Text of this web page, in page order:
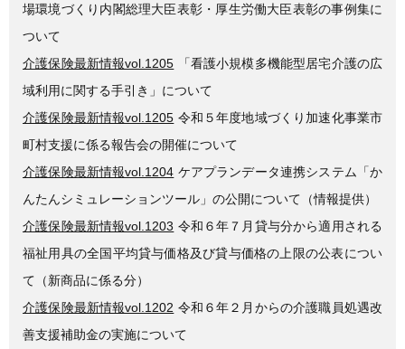
場環境づくり内閣総理大臣表彰・厚生労働大臣表彰の事例集に
ついて
介護保険最新情報vol.1205 「看護小規模多機能型居宅介護の広
域利用に関する手引き」について
介護保険最新情報vol.1205 令和５年度地域づくり加速化事業市
町村支援に係る報告会の開催について
介護保険最新情報vol.1204 ケアプランデータ連携システム「か
んたんシミュレーションツール」の公開について（情報提供）
介護保険最新情報vol.1203 令和６年７月貸与分から適用される
福祉用具の全国平均貸与価格及び貸与価格の上限の公表につい
て（新商品に係る分）
介護保険最新情報vol.1202 令和６年２月からの介護職員処遇改
善支援補助金の実施について